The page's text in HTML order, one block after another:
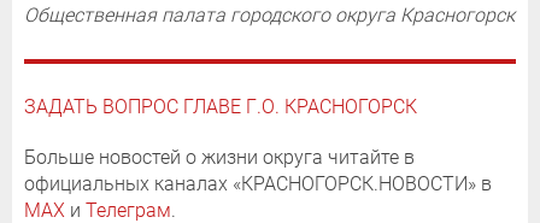
Общественная палата городского округа Красногорск
ЗАДАТЬ ВОПРОС ГЛАВЕ Г.О. КРАСНОГОРСК
Больше новостей о жизни округа читайте в
официальных каналах «КРАСНОГОРСК.НОВОСТИ» в
MAX и Телеграм.